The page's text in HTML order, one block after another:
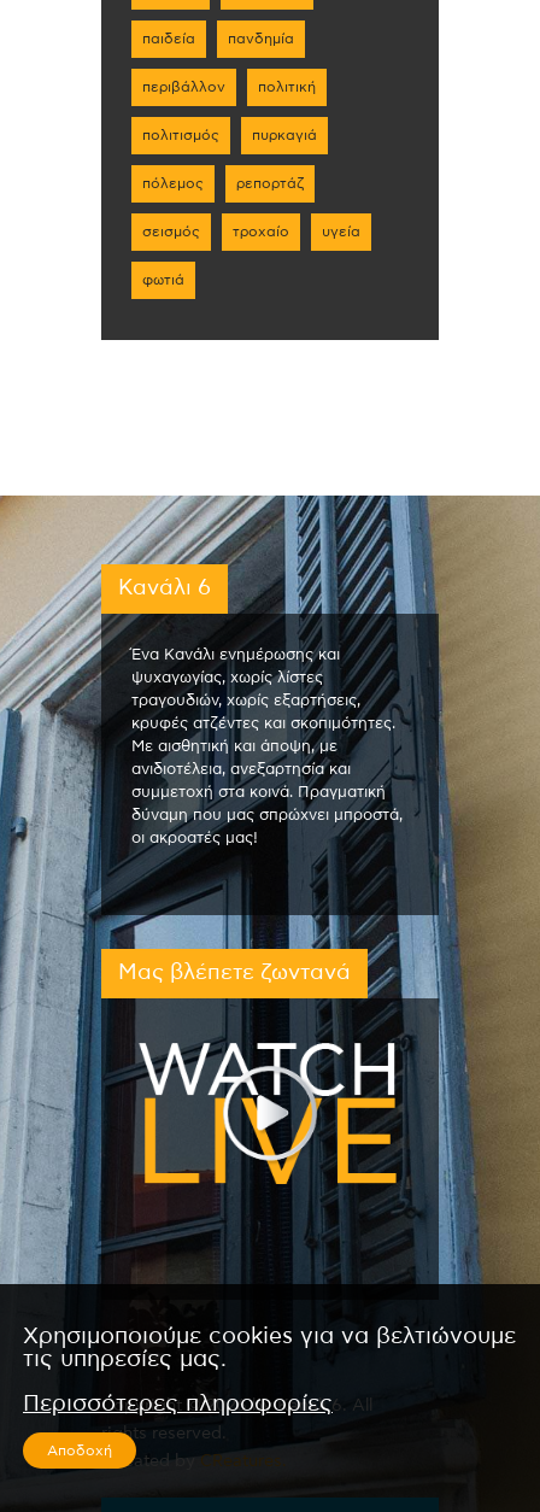
παιδεία πανδημία
περιβάλλον πολιτική
πολιτισμός πυρκαγιά
πόλεμος ρεπορτάζ
σεισμός τροχαίο υγεία
φωτιά
Κανάλι 6
Ένα Κανάλι ενημέρωσης και
ψυχαγωγίας, χωρίς λίστες
τραγουδιών, χωρίς εξαρτήσεις,
κρυφές ατζέντες και σκοπιμότητες.
Με αισθητική και άποψη, με
ανιδιοτέλεια, ανεξαρτησία και
συμμετοχή στα κοινά. Πραγματική
δύναμη που μας σπρώχνει μπροστά,
οι ακροατές μας!
Μας βλέπετε ζωντανά
Copyright © 2026 by Kanali 6. All
rights reserved.
CReated by CReatures.
Χρησιμοποιούμε cookies για να βελτιώνουμε
τις υπηρεσίες μας.
Περισσότερες πληροφορίες
Αποδοχή